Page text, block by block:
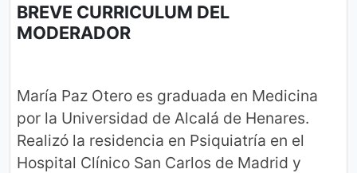
BREVE CURRICULUM DEL
MODERADOR
María Paz Otero es graduada en Medicina
por la Universidad de Alcalá de Henares.
Realizó la residencia en Psiquiatría en el
Hospital Clínico San Carlos de Madrid y